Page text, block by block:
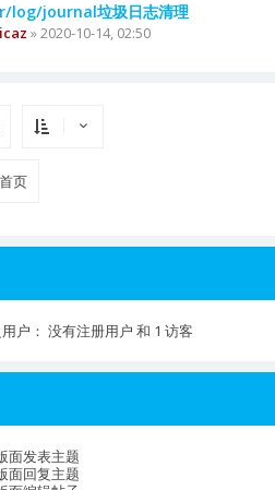
log/journal垃圾日志清理
» 2020-10-14, 02:50
页
户： 没有注册用户 和 1 访客
面发表主题
面回复主题